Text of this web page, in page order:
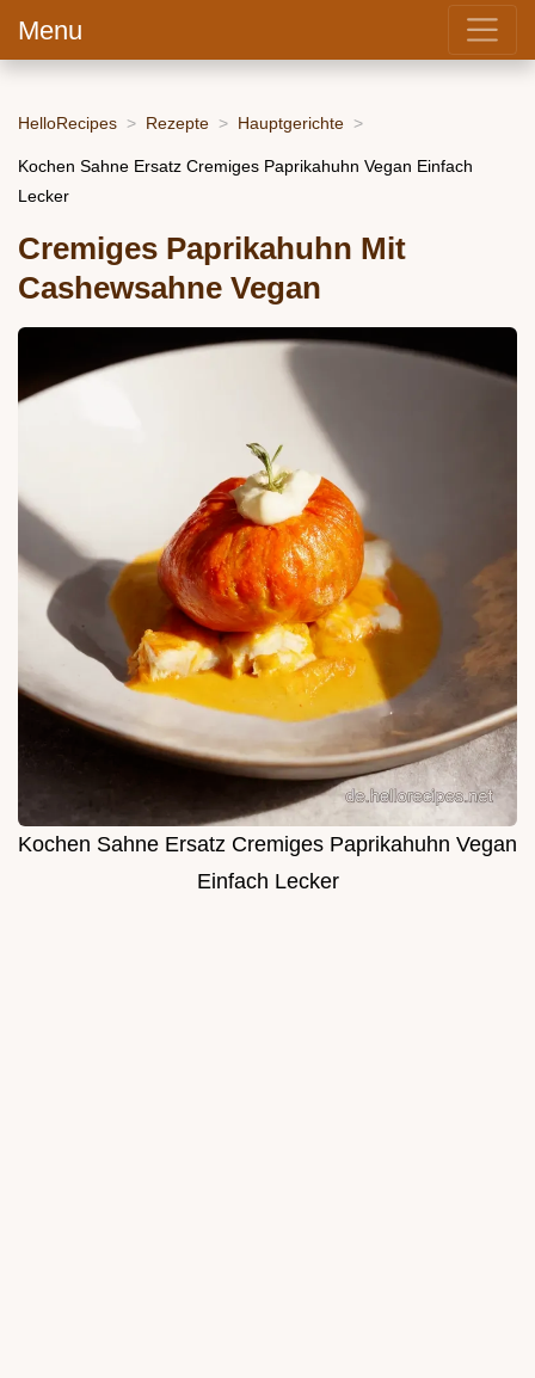
Menu
HelloRecipes Rezepte Hauptgerichte
Kochen Sahne Ersatz Cremiges Paprikahuhn Vegan Einfach
Lecker
Cremiges Paprikahuhn Mit
Cashewsahne Vegan
Kochen Sahne Ersatz Cremiges Paprikahuhn Vegan
Einfach Lecker